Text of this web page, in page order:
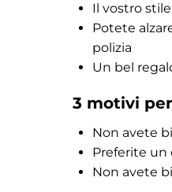
Il vostro
Potete
polizia
Un bel
3 motivi
Non avete
Preferite un
Non avete